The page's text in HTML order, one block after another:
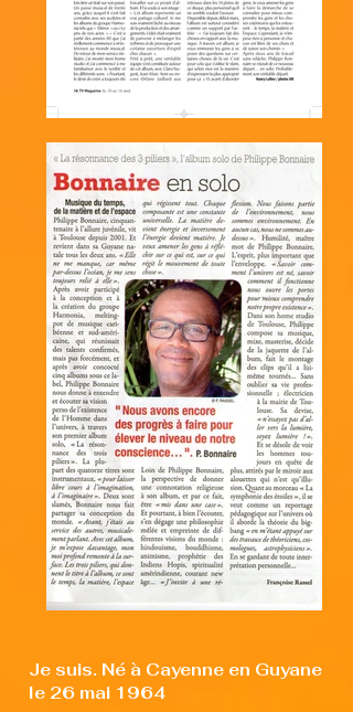
Je suis. Né à Cayenne en Guyane
le 26 mai 1964